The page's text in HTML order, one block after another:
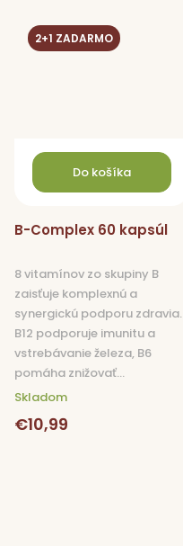
2+1 ZADARMO
Do košíka
€10,99
Skladom
B-Complex 60 kapsúl
8 vitamínov zo skupiny B
zaisťuje komplexnú a
synergickú podporu zdravia.
B12 podporuje imunitu a
vstrebávanie železa, B6
pomáha znižovať...